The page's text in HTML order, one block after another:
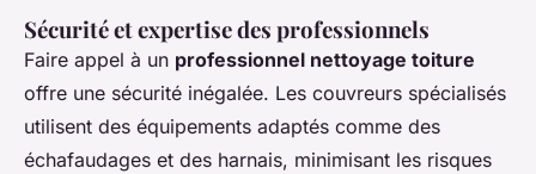
Sécurité et expertise des professionnels
Faire appel à un professionnel nettoyage toiture
offre une sécurité inégalée. Les couvreurs spécialisés
utilisent des équipements adaptés comme des
échafaudages et des harnais, minimisant les risques